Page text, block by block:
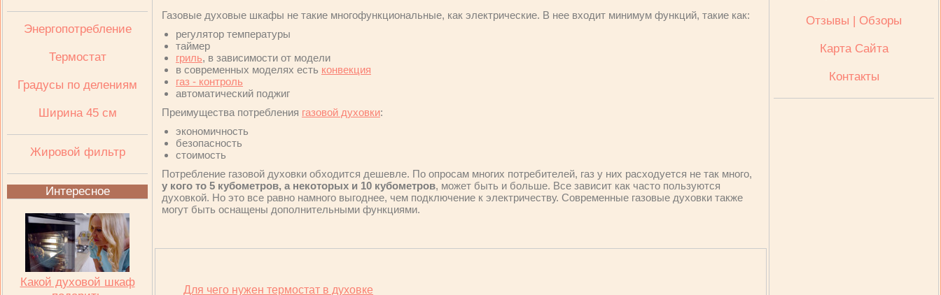
Энергопотребление
Термостат
Градусы по делениям
Ширина 45 см
Жировой фильтр
Интересное
Какой духовой шкаф
Газовые духовые шкафы не такие многофункциональные, как электрические. В нее входит минимум функций, такие как:
регулятор температуры
таймер
гриль, в зависимости от модели
в современных моделях есть конвекция
газ - контроль
автоматический поджиг
Преимущества потребления газовой духовки:
экономичность
безопасность
стоимость
Потребление газовой духовки обходится дешевле. По опросам многих потребителей, газ у них расходуется не так много,
у кого то 5 кубометров, а некоторых и 10 кубометров, может быть и больше. Все зависит как часто пользуются
духовкой. Но это все равно намного выгоднее, чем подключение к электричеству. Современные газовые духовки также
могут быть оснащены дополнительными функциями.
Для чего нужен термостат в духовке
Отзывы | Обзоры
Карта Сайта
Контакты